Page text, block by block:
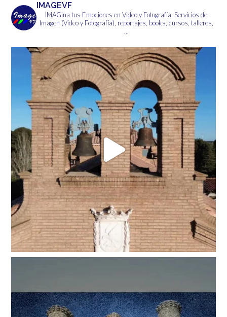
IMAGEVF
IMAGina tus Emociones en Video y Fotografía. Servicios de
Imagen (Video y Fotografía), reportajes, books, cursos, talleres,
...